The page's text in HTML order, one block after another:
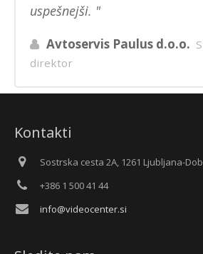
uspešnejši.
Avtoservis Paulus d.o.o.
direktor
Kontakti
Sostrska cesta 2A, 1261 Ljubljana-
+386 1 500 41 44
info@videocenter.si